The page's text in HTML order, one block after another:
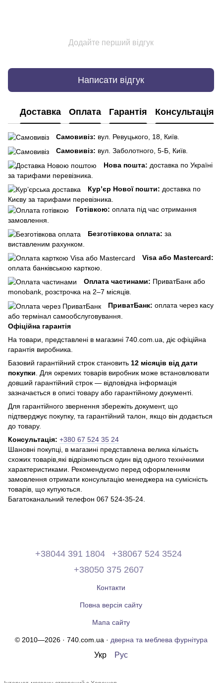
Додайте перший відгук
Написати відгук
Доставка Оплата Гарантія Консультація
Самовивіз: вул. Ревуцького, 18, Київ.
Самовивіз: вул. Заболотного, 5-Б, Київ.
Нова пошта: доставка по Україні
за тарифами перевізника.
Кур’єр Нової пошти: доставка по
Києву за тарифами перевізника.
Готівкою: оплата під час отримання
замовлення.
Безготівкова оплата: за
виставленим рахунком.
Visa або Mastercard:
оплата банківською карткою.
Оплата частинами: ПриватБанк або
monobank, розстрочка на 2–7 місяців.
ПриватБанк: оплата через касу
або термінал самообслуговування.
Офіційна гарантія
На товари, представлені в магазині 740.com.ua, діє офіційна
гарантія виробника.
Базовий гарантійний строк становить 12 місяців від дати
покупки . Для окремих товарів виробник може встановлювати
довший гарантійний строк — відповідна інформація
зазначається в описі товару або гарантійному документі.
Для гарантійного звернення збережіть документ, що
підтверджує покупку, та гарантійний талон, якщо він додається
до товару.
Консультація: +380 67 524 35 24
Шановні покупці, в магазині представлена ​​велика кількість
схожих товарів,які відрізняються один від одного технічними
характеристиками. Рекомендуємо перед оформленням
замовлення отримати консультацію менеджера на сумісність
товарів, що купуються.
Багатоканальний телефон 067 524-35-24.
+38044 391 1804
+38067 524 3524
+38050 375 2607
Контакти
Повна версія сайту
Мапа сайту
© 2010—2026 · 740.com.ua · дверна та меблева фурнітура
Укр Рус